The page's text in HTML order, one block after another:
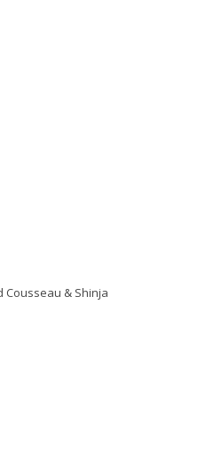
Cousseau & Shinja